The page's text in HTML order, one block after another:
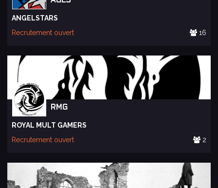
ANGELSTARS
Recrutement ouvert
16
RMG
ROYAL MULT GAMERS
Recrutement ouvert
2